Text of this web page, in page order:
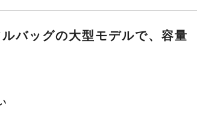
バッグの大型モデルで、容量